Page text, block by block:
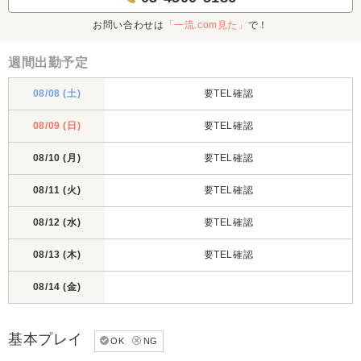
お問い合わせは 「一流.com見た」 で！
週間出勤予定
08/08 (土) 要TEL確認
08/09 (日) 要TEL確認
08/10 (月) 要TEL確認
08/11 (火) 要TEL確認
08/12 (水) 要TEL確認
08/13 (木) 要TEL確認
08/14 (金)
基本プレイ OK NG